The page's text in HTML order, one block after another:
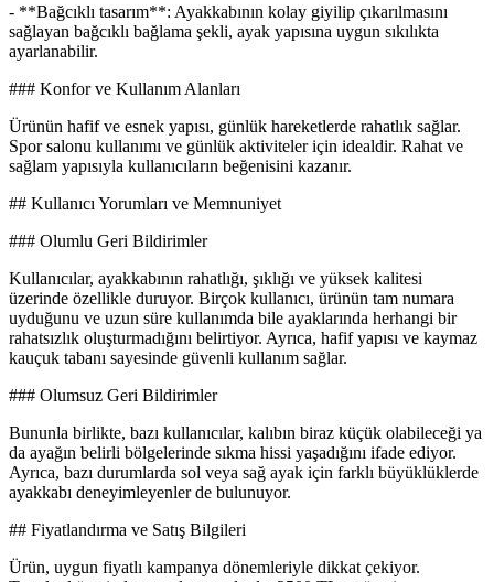
- **Bağcıklı tasarım**: Ayakkabının kolay giyilip çıkarılmasını
sağlayan bağcıklı bağlama şekli, ayak yapısına uygun sıkılıkta
ayarlanabilir.
### Konfor ve Kullanım Alanları
Ürünün hafif ve esnek yapısı, günlük hareketlerde rahatlık sağlar.
Spor salonu kullanımı ve günlük aktiviteler için idealdir. Rahat ve
sağlam yapısıyla kullanıcıların beğenisini kazanır.
## Kullanıcı Yorumları ve Memnuniyet
### Olumlu Geri Bildirimler
Kullanıcılar, ayakkabının rahatlığı, şıklığı ve yüksek kalitesi
üzerinde özellikle duruyor. Birçok kullanıcı, ürünün tam numara
uyduğunu ve uzun süre kullanımda bile ayaklarında herhangi bir
rahatsızlık oluşturmadığını belirtiyor. Ayrıca, hafif yapısı ve kaymaz
kauçuk tabanı sayesinde güvenli kullanım sağlar.
### Olumsuz Geri Bildirimler
Bununla birlikte, bazı kullanıcılar, kalıbın biraz küçük olabileceği ya
da ayağın belirli bölgelerinde sıkma hissi yaşadığını ifade ediyor.
Ayrıca, bazı durumlarda sol veya sağ ayak için farklı büyüklüklerde
ayakkabı deneyimleyenler de bulunuyor.
## Fiyatlandırma ve Satış Bilgileri
Ürün, uygun fiyatlı kampanya dönemleriyle dikkat çekiyor.